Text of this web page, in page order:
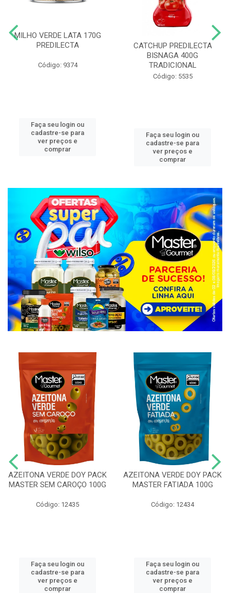
MILHO VERDE LATA 170G
PREDILECTA
Código: 9374
Faça seu login ou
cadastre-se para
ver preços e
comprar
CATCHUP PREDILECTA
BISNAGA 400G
TRADICIONAL
Código: 5535
Faça seu login ou
cadastre-se para
ver preços e
comprar
AZEITONA VERDE DOY PACK
MASTER SEM CAROÇO 100G
Código: 12435
Faça seu login ou
cadastre-se para
ver preços e
comprar
AZEITONA VERDE DOY PACK
MASTER FATIADA 100G
Código: 12434
Faça seu login ou
cadastre-se para
ver preços e
comprar